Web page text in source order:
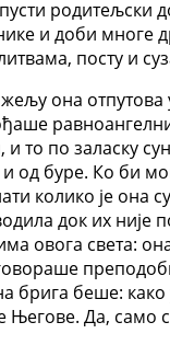
родитељски
и доби многе
посту и
она
то по заласку
буре. Ко би
колико је она
док их није
овога света:
брига беше:
Његове. Да, само